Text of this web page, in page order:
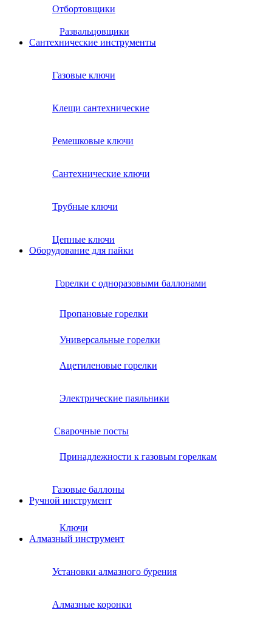
Отбортовщики
Развальцовщики
Сантехнические инcтрументы
Газовые ключи
Клещи сантехнические
Ремешковые ключи
Сантехнические ключи
Трубные ключи
Цепные ключи
Оборудование для пайки
Горелки с одноразовыми баллонами
Пропановые горелки
Универсальные горелки
Ацетиленовые горелки
Электрические паяльники
Сварочные посты
Принадлежности к газовым горелкам
Газовые баллоны
Ручной инструмент
Ключи
Алмазный инструмент
Установки алмазного бурения
Алмазные коронки